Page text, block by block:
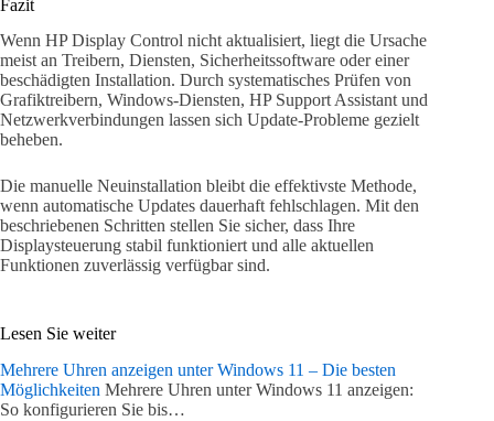
Fazit
Wenn HP Display Control nicht aktualisiert, liegt die Ursache
meist an Treibern, Diensten, Sicherheitssoftware oder einer
beschädigten Installation. Durch systematisches Prüfen von
Grafiktreibern, Windows-Diensten, HP Support Assistant und
Netzwerkverbindungen lassen sich Update-Probleme gezielt
beheben.
Die manuelle Neuinstallation bleibt die effektivste Methode,
wenn automatische Updates dauerhaft fehlschlagen. Mit den
beschriebenen Schritten stellen Sie sicher, dass Ihre
Displaysteuerung stabil funktioniert und alle aktuellen
Funktionen zuverlässig verfügbar sind.
Lesen Sie weiter
Mehrere Uhren anzeigen unter Windows 11 – Die besten
Möglichkeiten Mehrere Uhren unter Windows 11 anzeigen:
So konfigurieren Sie bis…